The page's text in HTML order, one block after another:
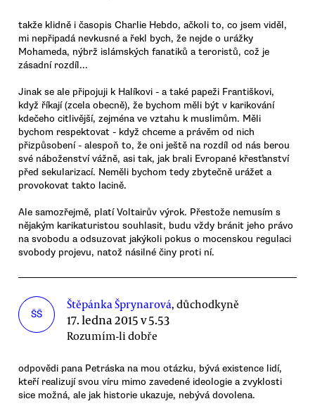
takže klidně i časopis Charlie Hebdo, ačkoli to, co jsem viděl,
mi nepřipadá nevkusné a řekl bych, že nejde o urážky
Mohameda, nýbrž islámských fanatiků a teroristů, což je
zásadní rozdíl...
Jinak se ale připojuji k Halíkovi - a také papeži Františkovi,
když říkají (zcela obecně), že bychom měli být v karikování
kdečeho citlivější, zejména ve vztahu k muslimům. Měli
bychom respektovat - když chceme a právěm od nich
přizpůsobení - alespoň to, že oni ještě na rozdíl od nás berou
své náboženství vážně, asi tak, jak brali Evropané křesťanství
před sekularizací. Neměli bychom tedy zbytečně urážet a
provokovat takto lacině.
Ale samozřejmě, platí Voltairův výrok. Přestože nemusím s
nějakým karikaturistou souhlasit, budu vždy bránit jeho právo
na svobodu a odsuzovat jakýkoli pokus o mocenskou regulaci
svobody projevu, natož násilné činy proti ní.
ŠŠ
Štěpánka Šprynarová, důchodkyně
17. ledna 2015 v 5.53
Rozumím-li dobře
odpovědi pana Petráska na mou otázku, bývá existence lidí,
kteří realizují svou víru mimo zavedené ideologie a zvyklosti
sice možná, ale jak historie ukazuje, nebývá dovolena.